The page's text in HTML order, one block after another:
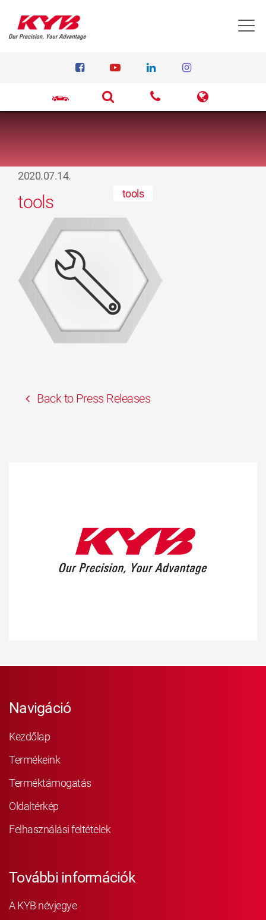
tools
2020.07.14.
tools
Back to Press Releases
Navigáció
Kezdőlap
Termékeink
Terméktámogatás
Oldaltérkép
Felhasználási feltételek
További információk
A KYB névjegye